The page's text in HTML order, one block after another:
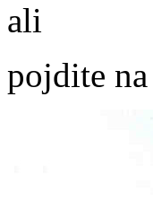
ali
pojdite na